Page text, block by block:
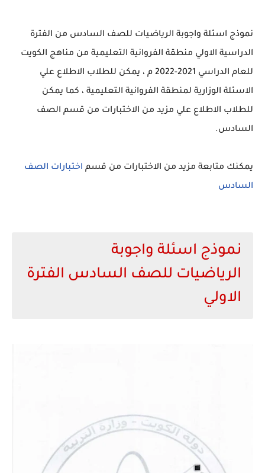
نموذج اسئلة واجوبة الرياضيات للصف السادس من الفترة
الدراسية الاولي منطقة الفروانية التعليمية من مناهج الكويت
للعام الدراسي 2021-2022 م ، يمكن للطلاب الاطلاع علي
الاسئلة الوزارية لمنطقة الفروانية التعليمية ، كما يمكن
للطلاب الاطلاع علي مزيد من الاختبارات من قسم الصف
السادس.
يمكنك متابعة مزيد من الاختبارات من قسم اختبارات الصف
السادس
نموذج اسئلة واجوبة
الرياضيات للصف السادس الفترة
الاولي